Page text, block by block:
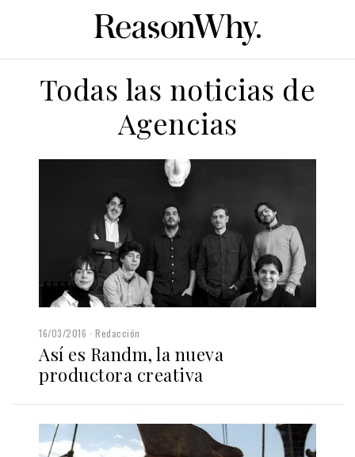
Todas las noticias de
Agencias
16/03/2016 Redacción
Así es Randm, la nueva
productora creativa